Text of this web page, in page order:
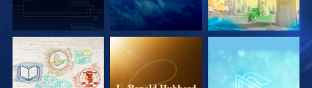
EXPLORA LAS
EXPLORA LAS
EXPLORA LAS